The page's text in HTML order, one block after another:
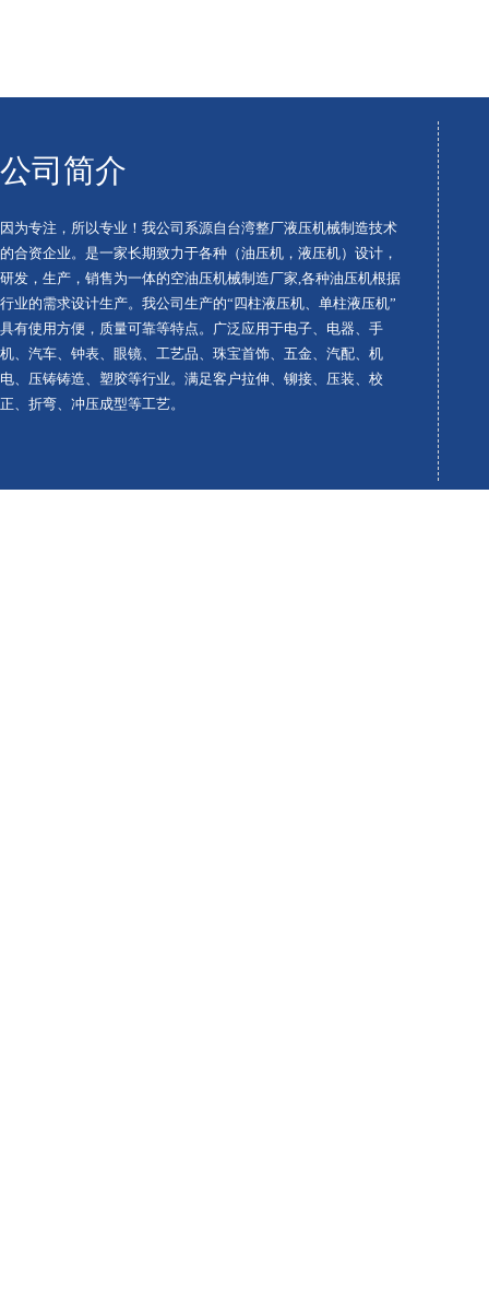
公司简介
因为专注，所以专业！我公司系源自台湾整厂液压机械制造技术
的合资企业。是一家长期致力于各种（油压机，液压机）设计，
研发，生产，销售为一体的空油压机械制造厂家,各种油压机根据
行业的需求设计生产。我公司生产的“四柱液压机、单柱液压机”
具有使用方便，质量可靠等特点。广泛应用于电子、电器、手
机、汽车、钟表、眼镜、工艺品、珠宝首饰、五金、汽配、机
电、压铸铸造、塑胶等行业。满足客户拉伸、铆接、压装、校
正、折弯、冲压成型等工艺。